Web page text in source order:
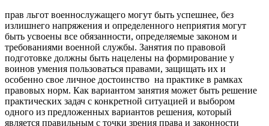
прав льгот военнослужащего могут быть успешнее, без
излишнего напряжения и определенного неприятия могут
быть усвоены все обязанности, определяемые законом и
требованиями военной службы. Занятия по правовой
подготовке должны быть нацелены на формирование у
воинов умения пользоваться правами, защищать их и
особенно свое личное достоинство на практике в рамках
правовых норм. Как вариантом занятия может быть решение
практических задач с конкретной ситуацией и выбором
одного из предложенных вариантов решения, который
является правильным с точки зрения права и законности